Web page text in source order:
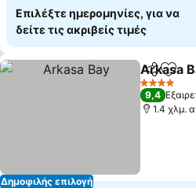
Επιλέξτε ημερομηνίες, για να
δείτε τις ακριβείς τιμές
Δημοφιλής επιλογή
Arkasa
4 Αστέρια
9,4
1.4 χλμ.